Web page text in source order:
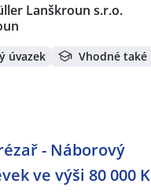
Lanškroun s.r.o.
úvazek Vhodné
- Náborový
ve výši 80 000